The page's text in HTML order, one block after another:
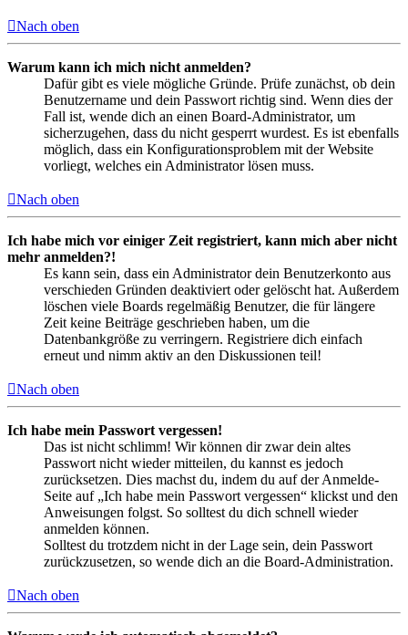
Nach oben
Warum kann ich mich nicht anmelden?
Dafür gibt es viele mögliche Gründe. Prüfe zunächst, ob dein
Benutzername und dein Passwort richtig sind. Wenn dies der
Fall ist, wende dich an einen Board-Administrator, um
sicherzugehen, dass du nicht gesperrt wurdest. Es ist ebenfalls
möglich, dass ein Konfigurationsproblem mit der Website
vorliegt, welches ein Administrator lösen muss.
Nach oben
Ich habe mich vor einiger Zeit registriert, kann mich aber nicht
mehr anmelden?!
Es kann sein, dass ein Administrator dein Benutzerkonto aus
verschieden Gründen deaktiviert oder gelöscht hat. Außerdem
löschen viele Boards regelmäßig Benutzer, die für längere
Zeit keine Beiträge geschrieben haben, um die
Datenbankgröße zu verringern. Registriere dich einfach
erneut und nimm aktiv an den Diskussionen teil!
Nach oben
Ich habe mein Passwort vergessen!
Das ist nicht schlimm! Wir können dir zwar dein altes
Passwort nicht wieder mitteilen, du kannst es jedoch
zurücksetzen. Dies machst du, indem du auf der Anmelde-
Seite auf „Ich habe mein Passwort vergessen“ klickst und den
Anweisungen folgst. So solltest du dich schnell wieder
anmelden können.
Solltest du trotzdem nicht in der Lage sein, dein Passwort
zurückzusetzen, so wende dich an die Board-Administration.
Nach oben